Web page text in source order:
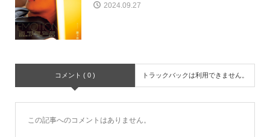
2024.09.27
コメント ( 0 ) トラックバックは利用できません。
この記事へのコメントはありません。